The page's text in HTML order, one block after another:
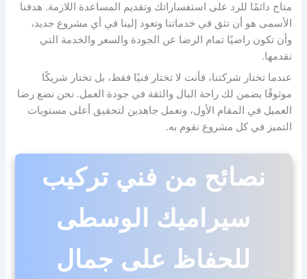
متاح دائمًا للرد على استفساراتك وتقديم المساعدة اللازمة. هدفنا
الأسمى هو أن تثق في خدماتنا وتعود إلينا في أي مشروع جديد،
وأن تكون راضيًا تمام الرضا عن الجودة والسعر والخدمة التي
نقدمها.
عندما تختار شركتنا، فأنت لا تختار فنيًا فقط، بل تختار شريكًا
موثوقًا يضمن لك راحة البال والثقة في جودة العمل. نحن نضع رضا
العميل في المقام الأول، ونعمل جاهدين لتحقيق أعلى مستويات
التميز في كل مشروع نقوم به.
نصائح من فني تركيب
سيراميك الوسطى
للحفاظ على جمال